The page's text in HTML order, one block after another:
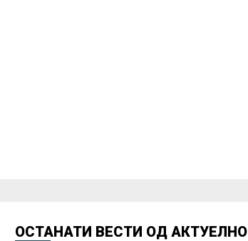
ОСТАНАТИ ВЕСТИ ОД АКТУЕЛНО